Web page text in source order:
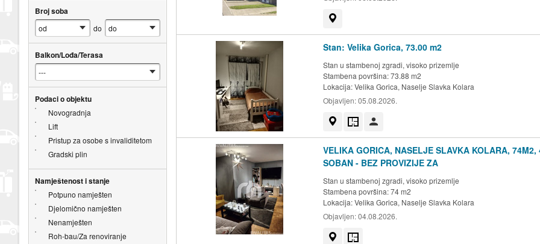
Stan: Velika Gorica, 73.00 m2
Stan u stambenoj zgradi, visoko prizemlje
Stambena površina: 73.88 m2
Lokacija:Velika Gorica, Naselje Slavka Kolara
Objavljen:05.08.2026.
VELIKA GORICA, NASELJE SLAVKA KOLARA, 74M2,
SOBAN - BEZ PROVIZIJE ZA
Stan u stambenoj zgradi, visoko prizemlje
Stambena površina: 74 m2
Lokacija:Velika Gorica, Naselje Slavka Kolara
Objavljen:04.08.2026.
Broj soba
do
Balkon/Lođa/Terasa
Podaci o objektu
Novogradnja
Lift
Pristup za osobe s invaliditetom
Gradski plin
Namještenost i stanje
Potpuno namješten
Djelomično namješten
Nenamješten
Roh-bau/Za renoviranje